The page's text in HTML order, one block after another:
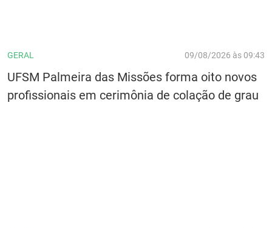
GERAL 09/08/2026 às 09:43
UFSM Palmeira das Missões forma oito novos
profissionais em cerimônia de colação de grau